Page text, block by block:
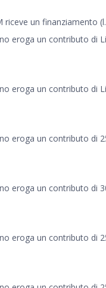
riceve un finanziamento
eroga un contributo di
eroga un contributo di
eroga un contributo di
eroga un contributo di
eroga un contributo di